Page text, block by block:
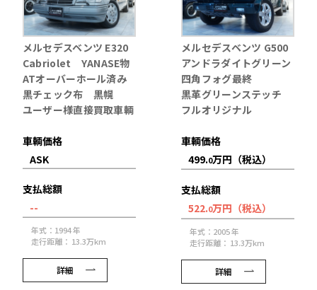
メルセデスベンツ E320
Cabriolet YANASE物
ATオーバーホール済み
黒チェック布 黒幌
ユーザー様直接買取車輌
車輌価格
ASK
支払総額
--
年式：1994 年
走行距離： 13.3万km
詳細
メルセデスベンツ G500
アンドラダイトグリーン
四角フォグ最終
黒革グリーンステッチ
フルオリジナル
車輌価格
499.0万円（税込）
支払総額
522.0万円（税込）
年式：2005 年
走行距離： 13.3万km
詳細